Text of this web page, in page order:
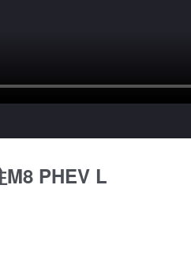
M8 PHEV L